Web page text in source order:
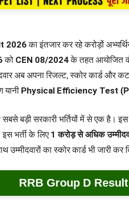
2026का इंतजार कर रहे करोड़ों
को CEN 08/2024के तहत आयोजित
अब अपना रिजल्ट, स्कोर कार्ड
यानी Physical Efficiency Test
बड़ी सरकारी भर्तियों में से एक है।
इस भर्ती के लिए 1 करोड़ से अधिक
का स्कोर कार्ड भी जारी कर
RRB Group D